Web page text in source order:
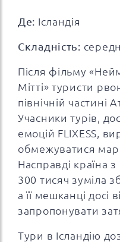
Де: Ісландія
Складність:
Після фільму
Мітті» туристи
північній частині
Учасники турів,
емоцій FLIXESS,
обмежуватися
Насправді країна
300 тисяч зуміла
а її мешканці досі
запропонувати
Тури в Ісландію